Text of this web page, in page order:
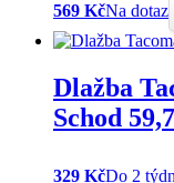
569 KčNa dotaz
Dlažba
Schod
329 KčDo 2